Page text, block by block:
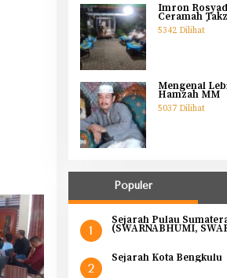
Imron
Ceramah
Pertama
5342 Dilihat
Mengenal
Hamzah MM
5037 Dilihat
Populer
1
Sejarah Pulau
(SWARNABHUMI,
2
Sejarah Kota Bengkulu